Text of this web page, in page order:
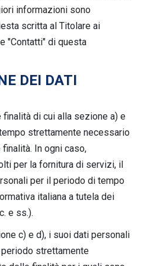
informazioni sono
scritta al Titolare ai
"Contatti" di questa
DEI DATI
di cui alla sezione a) e
strettamente necessario
In ogni caso,
per la fornitura di servizi, il
per il periodo di tempo
italiana a tutela dei
e ss.).
c) e d), i suoi dati personali
strettamente